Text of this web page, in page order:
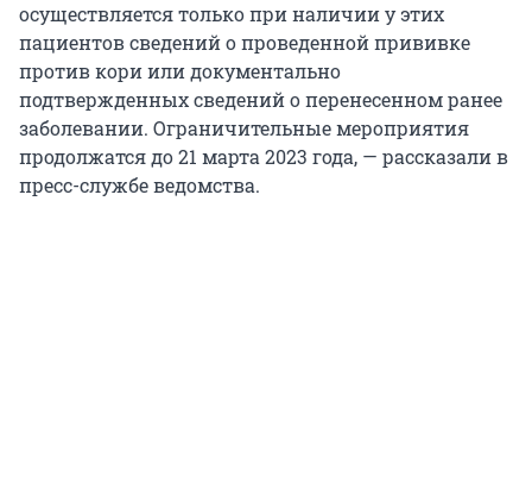
осуществляется только при наличии у этих
пациентов сведений о проведенной прививке
против кори или документально
подтвержденных сведений о перенесенном ранее
заболевании. Ограничительные мероприятия
продолжатся до 21 марта 2023 года, — рассказали в
пресс-службе ведомства.